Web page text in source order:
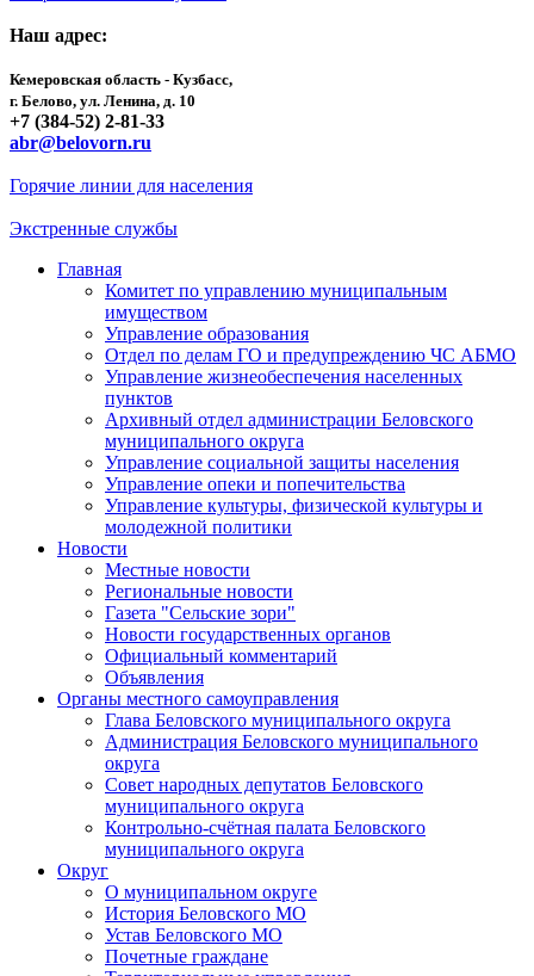
Наш адрес:
Кемеровская область - Кузбасс,
г. Белово, ул. Ленина, д. 10
+7 (384-52) 2-81-33
abr@belovorn.ru
Горячие линии для населения
Экстренные службы
Главная
Комитет по управлению муниципальным
имуществом
Управление образования
Отдел по делам ГО и предупреждению ЧС АБМО
Управление жизнеобеспечения населенных
пунктов
Архивный отдел администрации Беловского
муниципального округа
Управление социальной защиты населения
Управление опеки и попечительства
Управление культуры, физической культуры и
молодежной политики
Новости
Местные новости
Региональные новости
Газета "Сельские зори"
Новости государственных органов
Официальный комментарий
Объявления
Органы местного самоуправления
Глава Беловского муниципального округа
Администрация Беловского муниципального
округа
Совет народных депутатов Беловского
муниципального округа
Контрольно-счётная палата Беловского
муниципального округа
Округ
О муниципальном округе
История Беловского МО
Устав Беловского МО
Почетные граждане